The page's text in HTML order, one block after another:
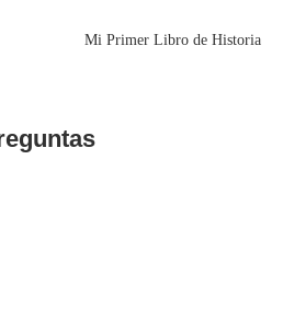
Mi Primer Libro de Historia